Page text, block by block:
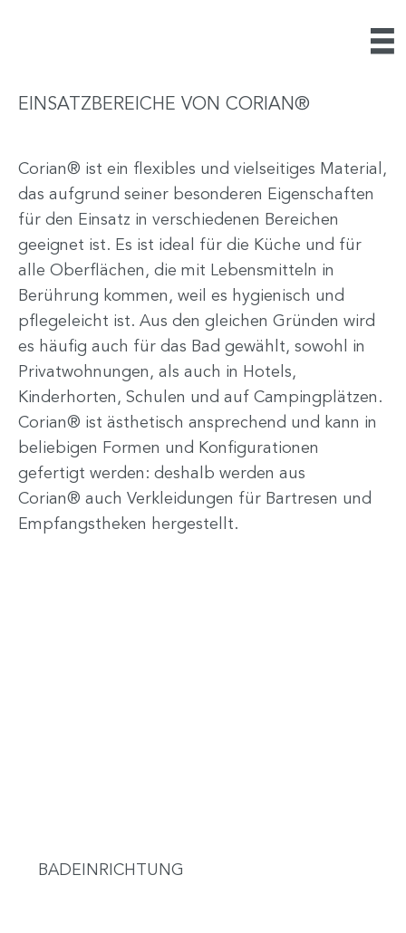
EINSATZBEREICHE VON CORIAN®
Corian® ist ein flexibles und vielseitiges Material,
das aufgrund seiner besonderen Eigenschaften
für den Einsatz in verschiedenen Bereichen
geeignet ist. Es ist ideal für die Küche und für
alle Oberflächen, die mit Lebensmitteln in
Berührung kommen, weil es hygienisch und
pflegeleicht ist. Aus den gleichen Gründen wird
es häufig auch für das Bad gewählt, sowohl in
Privatwohnungen, als auch in Hotels,
Kinderhorten, Schulen und auf Campingplätzen.
Corian® ist ästhetisch ansprechend und kann in
beliebigen Formen und Konfigurationen
gefertigt werden: deshalb werden aus
Corian® auch Verkleidungen für Bartresen und
Empfangstheken hergestellt.
BADEINRICHTUNG